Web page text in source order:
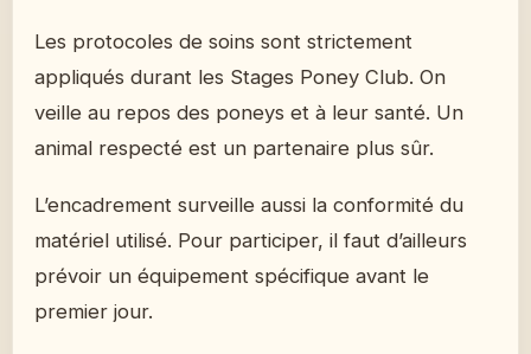
Les protocoles de soins sont strictement
appliqués durant les Stages Poney Club. On
veille au repos des poneys et à leur santé. Un
animal respecté est un partenaire plus sûr.
L’encadrement surveille aussi la conformité du
matériel utilisé. Pour participer, il faut d’ailleurs
prévoir un équipement spécifique avant le
premier jour.